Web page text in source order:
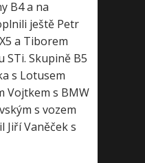
B4 a na
ještě Petr
a Tiborem
STi. Skupině B5
s Lotusem
Vojtkem s BMW
s vozem
Jiří Vaněček s